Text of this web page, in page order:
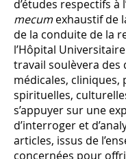
d’études respectifs à
mecumexhaustif de
de la conduite de la
l’Hôpital
travail soulèvera des
médicales, cliniques,
spirituelles,
s’appuyer sur une
d’interroger et
articles, issus de
concernées pour